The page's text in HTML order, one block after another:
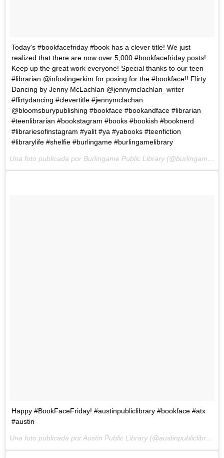
Today's #bookfacefriday #book has a clever title! We just
realized that there are now over 5,000 #bookfacefriday posts!
Keep up the great work everyone! Special thanks to our teen
#librarian @infoslingerkim for posing for the #bookface!! Flirty
Dancing by Jenny McLachlan @jennymclachlan_writer
#flirtydancing #clevertitle #jennymclachan
@bloomsburypublishing #bookface #bookandface #librarian
#teenlibrarian #bookstagram #books #bookish #booknerd
#librariesofinstagram #yalit #ya #yabooks #teenfiction
#librarylife #shelfie #burlingame #burlingamelibrary
Una foto publicada por Burlingame Public Library (@burlingame_library) el
Happy #BookFaceFriday! #austinpubliclibrary #bookface #atx
#austin
Una foto publicada por Austin Public Library (@austinpubliclibrary) el